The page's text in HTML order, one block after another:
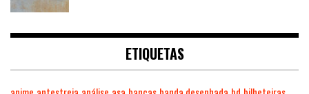
ETIQUETAS